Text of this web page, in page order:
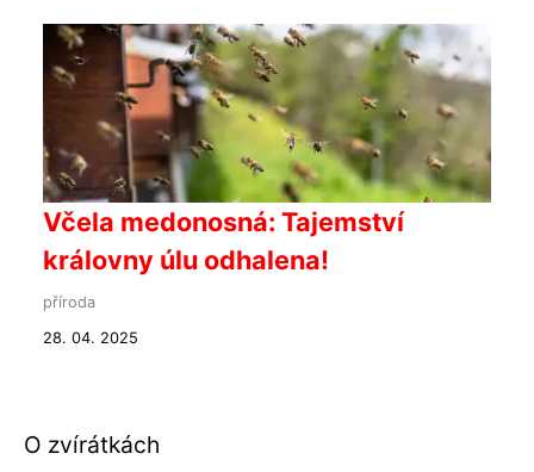
Včela medonosná: Tajemství
královny úlu odhalena!
příroda
28. 04. 2025
O zvírátkách